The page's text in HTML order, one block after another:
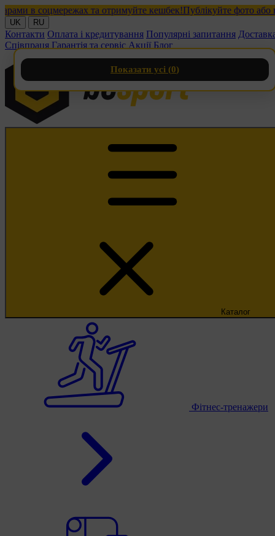
в соцмережах та отримуйте кешбек!Публікуйте фото або
UK RU
Контакти Оплата і кредитування Популярні запитання
Співпраця Гарантія та сервіс Акції Блог
Каталог
Фітнес-тренажери
Показати усі (0)